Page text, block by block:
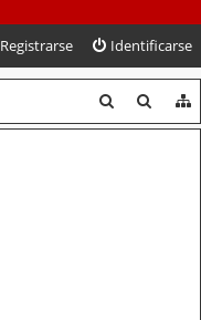
Identificarse
Registrarse
u
u